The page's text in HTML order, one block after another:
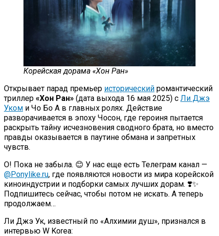
Корейская дорама «Хон Ран»
Открывает парад премьер исторический романтический
триллер «Хон Ран» (дата выхода 16 мая 2025) с Ли Джэ
Уком и Чо Бо А в главных ролях. Действие
разворачивается в эпоху Чосон, где героиня пытается
раскрыть тайну исчезновения сводного брата, но вместо
правды оказывается в паутине обмана и запретных
чувств.
О! Пока не забыла. 😊 У нас еще есть Телеграм канал —
@Ponylike.ru, где появляются новости из мира корейской
киноиндустрии и подборки самых лучших дорам. ❣️✨
Подпишитесь сейчас, чтобы потом не искать. А теперь
продолжаем…
Ли Джэ Ук, известный по «Алхимии душ», признался в
интервью W Korea: